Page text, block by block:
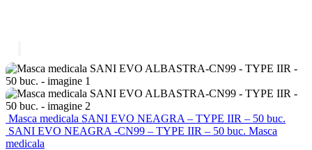
Masca medicala SANI EVO NEAGRA – TYPE IIR – 50 buc.
SANI EVO NEAGRA -CN99 – TYPE IIR – 50 buc. Masca
medicala